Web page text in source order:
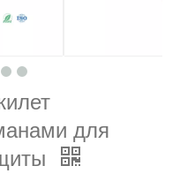
для